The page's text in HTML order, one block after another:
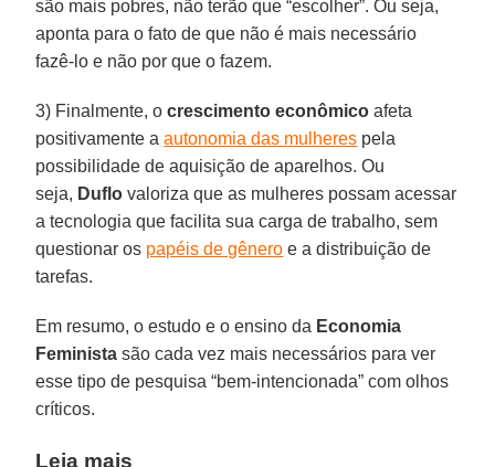
são mais pobres, não terão que “escolher”. Ou seja,
aponta para o fato de que não é mais necessário
fazê-lo e não por que o fazem.
3) Finalmente, ocrescimento econômico afeta
positivamente aautonomia das mulheres pela
possibilidade de aquisição de aparelhos. Ou
seja, Duflo valoriza que as mulheres possam acessar
a tecnologia que facilita sua carga de trabalho, sem
questionar os papéis de gênero e a distribuição de
tarefas.
Em resumo, o estudo e o ensino da Economia
Feminista são cada vez mais necessários para ver
esse tipo de pesquisa “bem-intencionada” com olhos
críticos.
Leia mais